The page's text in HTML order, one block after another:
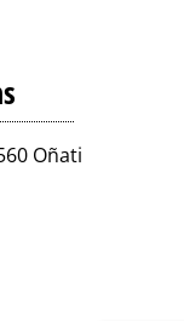
Oñati